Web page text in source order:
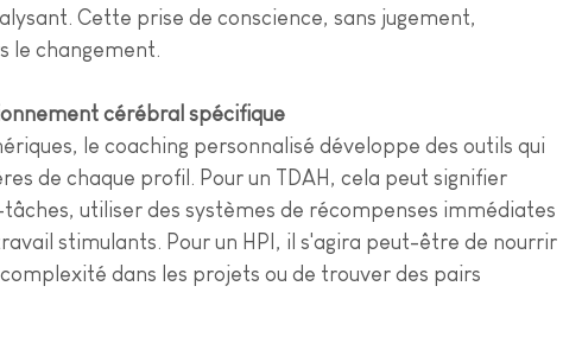
Cette prise de conscience, sans jugement,
le changement.
cérébral spécifique
le coaching personnalisé développe des outils qui
de chaque profil. Pour un TDAH, cela peut signifier
utiliser des systèmes de récompenses immédiates
stimulants. Pour un HPI, il s'agira peut-être de nourrir
dans les projets ou de trouver des pairs